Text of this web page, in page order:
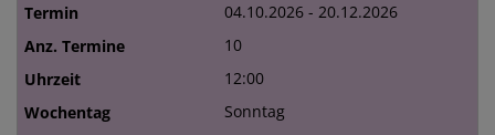
04.10.2026 - 20.12.2026
10
12:00
Sonntag